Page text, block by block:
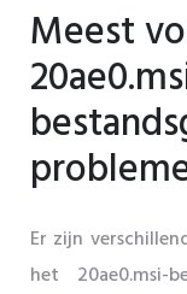
Meest
Er zijn
het 20ae0.msi-